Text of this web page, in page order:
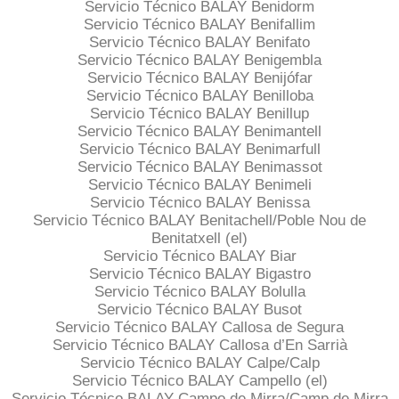
Servicio Técnico BALAY Benidorm
Servicio Técnico BALAY Benifallim
Servicio Técnico BALAY Benifato
Servicio Técnico BALAY Benigembla
Servicio Técnico BALAY Benijófar
Servicio Técnico BALAY Benilloba
Servicio Técnico BALAY Benillup
Servicio Técnico BALAY Benimantell
Servicio Técnico BALAY Benimarfull
Servicio Técnico BALAY Benimassot
Servicio Técnico BALAY Benimeli
Servicio Técnico BALAY Benissa
Servicio Técnico BALAY Benitachell/Poble Nou de
Benitatxell (el)
Servicio Técnico BALAY Biar
Servicio Técnico BALAY Bigastro
Servicio Técnico BALAY Bolulla
Servicio Técnico BALAY Busot
Servicio Técnico BALAY Callosa de Segura
Servicio Técnico BALAY Callosa d’En Sarrià
Servicio Técnico BALAY Calpe/Calp
Servicio Técnico BALAY Campello (el)